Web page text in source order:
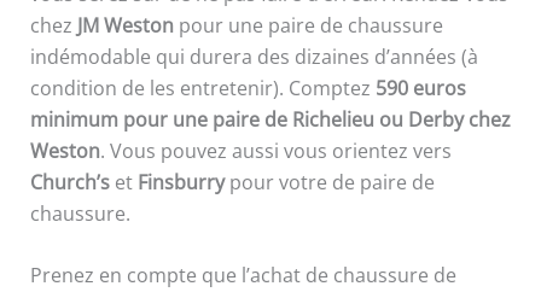
chez JM Weston pour une paire de chaussure
indémodable qui durera des dizaines d’années (à
condition de les entretenir). Comptez 590 euros
minimum pour une paire de Richelieu ou Derby chez
Weston. Vous pouvez aussi vous orientez vers
Church’set Finsburrypour votre de paire de
chaussure.
Prenez en compte que l’achat de chaussure de